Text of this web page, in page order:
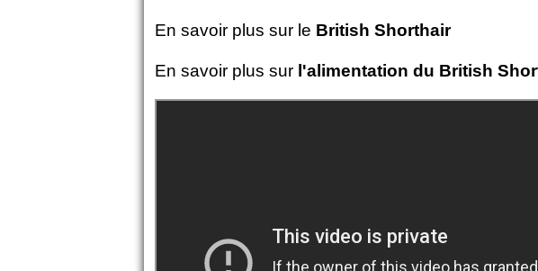
En savoir plus sur le British Shorthair
En savoir plus sur l'alimentation du British